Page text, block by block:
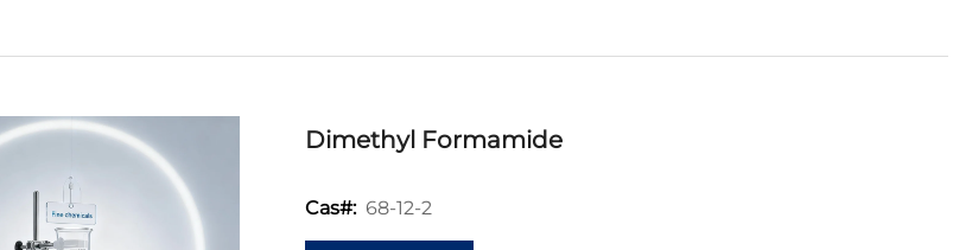
Dimethyl Formamide
Cas#: 68-12-2